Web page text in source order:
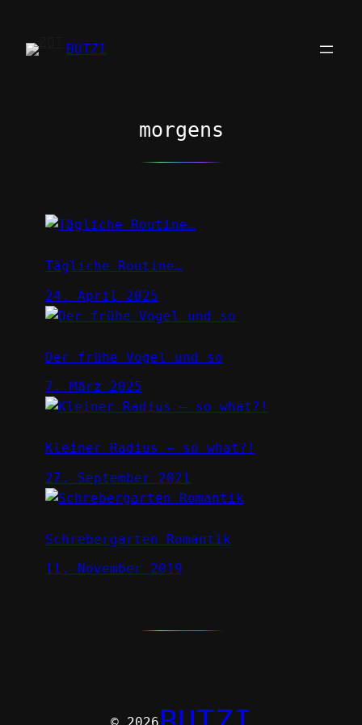
springenBUTZI
morgens
Tägliche Routine…
24. April 2025
Der frühe Vogel und so
7. März 2025
Kleiner Radius – so what?!
27. September 2021
Schrebergarten Romantik
11. November 2019